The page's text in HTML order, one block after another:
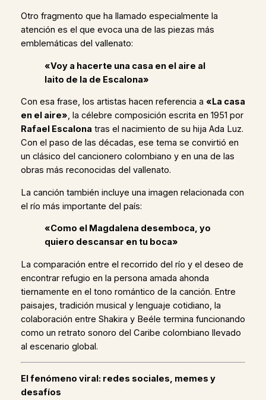
Otro fragmento que ha llamado especialmente la
atención es el que evoca una de las piezas más
emblemáticas del vallenato:
«Voy a hacerte una casa en el aire al
laito de la de Escalona»
Con esa frase, los artistas hacen referencia a «La casa
en el aire», la célebre composición escrita en 1951 por
Rafael Escalona tras el nacimiento de su hija Ada Luz.
Con el paso de las décadas, ese tema se convirtió en
un clásico del cancionero colombiano y en una de las
obras más reconocidas del vallenato.
La canción también incluye una imagen relacionada con
el río más importante del país:
«Como el Magdalena desemboca, yo
quiero descansar en tu boca»
La comparación entre el recorrido del río y el deseo de
encontrar refugio en la persona amada ahonda
tiernamente en el tono romántico de la canción. Entre
paisajes, tradición musical y lenguaje cotidiano, la
colaboración entre Shakira y Beéle termina funcionando
como un retrato sonoro del Caribe colombiano llevado
al escenario global.
El fenómeno viral: redes sociales, memes y
desafíos